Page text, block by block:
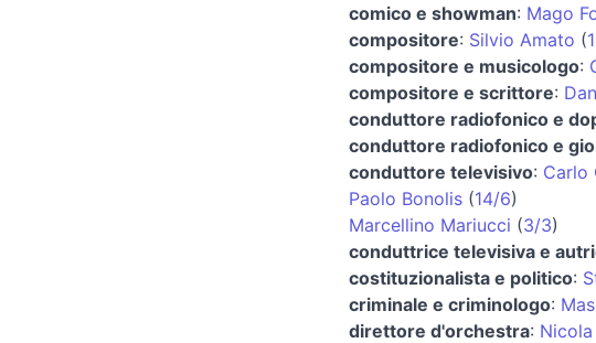
comico e showman: Mago
compositore: Silvio Amato (
compositore e musicologo:
compositore e scrittore:
conduttore radiofonico e
conduttore radiofonico e
conduttore televisivo: Carlo
Paolo Bonolis(14/6)
Marcellino Mariucci (3/3)
conduttrice televisiva e
costituzionalista e politico:
criminale e criminologo:
direttore d'orchestra: